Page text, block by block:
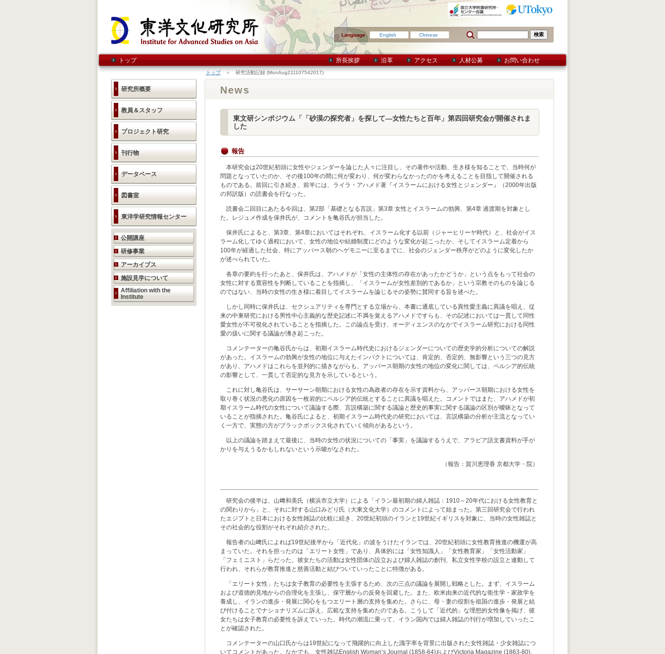
English Chinese
トップ 所長挨拶 沿革 アクセス 人材公募 お問い合わせ
研究所概要
教員＆スタッフ
プロジェクト研究
刊行物
データベース
図書室
東洋学研究情報センター
研究活動のご案内
公開講座
研修事業
アーカイブス
施設見学について
Affiliation with the
Institute
トップ＞ 研究活動記録 (MonAug211107542017)
News
東文研シンポジウム「「砂漠の探究者」を探して―女性たちと百年」第四回研究会が開催されま
した
報告
本研究会は20世紀初頭に女性やジェンダーを論じた人々に注目し、その著作や活動、生き様を知ることで、当時何が
問題となっていたのか、その後100年の間に何が変わり、何が変わらなかったのかを考えることを目指して開催される
ものである。前回に引き続き、前半には、ライラ・アハメド著『イスラームにおける女性とジェンダー』（2000年出版
の邦訳版）の読書会を行なった。
読書会二回目にあたる今回は、第2部「基礎となる言説」第3章 女性とイスラームの勃興、第4章 過渡期を対象とし
た。レジュメ作成を保井氏が、コメントを亀谷氏が担当した。
保井氏によると、第3章、第4章においてはそれぞれ、イスラーム化する以前（ジャーヒリーヤ時代）と、社会がイス
ラーム化してゆく過程において、女性の地位や結婚制度にどのような変化が起こったか、そしてイスラーム定着から
100年が経過した社会、特にアッバース朝のヘゲモニーに至るまでに、社会のジェンダー秩序がどのように変化したか
が述べられていた。
各章の要約を行ったあと、保井氏は、アハメドが「女性の主体性の存在があったかどうか」という点をもって社会の
女性に対する寛容性を判断していることを指摘し、「イスラームが女性差別的であるか」という宗教そのものを論じる
のではない、当時の女性の生き様に着目してイスラームを論じるその姿勢に賛同する旨を述べた。
しかし同時に保井氏は、セクシュアリティを専門とする立場から、本書に通底している異性愛主義に異議を唱え、従
来の中東研究における男性中心主義的な歴史記述に不満を覚えるアハメドですらも、その記述においては一貫して同性
愛女性が不可視化されていることを指摘した。この論点を受け、オーディエンスのなかでイスラーム研究における同性
愛の扱いに関する議論が沸き起こった。
コメンテーターの亀谷氏からは、初期イスラーム時代史におけるジェンダーについての歴史学的分析についての解説
があった。イスラームの勃興が女性の地位に与えたインパクトについては、肯定的、否定的、無影響という三つの見方
があり、アハメドはこれらを並列的に描きながらも、アッバース朝期の女性の地位の変化に関しては、ペルシア的伝統
の影響として、一貫して否定的な見方を示しているという。
これに対し亀谷氏は、サーサーン朝期における女性の為政者の存在を示す資料から、アッバース朝期における女性を
取り巻く状況の悪化の原因を一枚岩的にペルシア的伝統とすることに異議を唱えた。コメントではまた、アハメドが初
期イスラーム時代の女性について議論する際、言説構築に関する議論と歴史的事実に関する議論の区別が曖昧となって
いることが指摘された。亀谷氏によると、初期イスラーム時代史の研究においては、言説構築の分析が主流となってい
く一方で、実態の方がブラックボックス化されていく傾向があるという。
以上の議論を踏まえて最後に、当時の女性の状況についての「事実」を議論するうえで、アラビア語文書資料が手が
かりを与えうるかもしれないという示唆がなされた。
（報告：賀川恵理香 京都大学・院）
研究会の後半は、山﨑和美氏（横浜市立大学）による「イラン最初期の婦人雑誌：1910～20年代における女性教育と
の関わりから」と、それに対する山口みどり氏（大東文化大学）のコメントによって始まった。第三回研究会で行われ
たエジプトと日本における女性雑誌の比較に続き、20世紀初頭のイランと19世紀イギリスを対象に、当時の女性雑誌と
その社会的な役割がそれぞれ紹介された。
報告者の山﨑氏によれば19世紀後半から「近代化」の波をうけたイランでは、20世紀初頭に女性教育推進の機運が高
まっていた。それを担ったのは「エリート女性」であり、具体的には「女性知識人」「女性教育家」「女性活動家」
「フェミニスト」らだった。彼女たちの活動は女性団体の設立および婦人雑誌の創刊、私立女性学校の設立と連動して
行われ、それらが教育推進と慈善活動と結びついていったことに特徴がある。
「エリート女性」たちは女子教育の必要性を主張するため、次の三点の議論を展開し戦略とした。まず、イスラーム
および道徳的見地からの合理化を主張し、保守層からの反発を回避した。また、欧米由来の近代的な衛生学・家政学を
養成し、イランの進歩・発展に関心をもつエリート層の支持を集めた。さらに、母・妻の役割を祖国の進歩・発展と結
び付けることでナショナリズムに訴え、広範な支持を集めたのである。こうして「近代的」な理想的女性像を掲げ、彼
女たちは女子教育の必要性を訴えていった。時代の潮流に乗って、イラン国内では婦人雑誌の刊行が増加していったこ
とが確認された。
コメンテーターの山口氏からは19世紀になって飛躍的に向上した識字率を背景に出版された女性雑誌・少女雑誌につ
いてコメントがあった。なかでも、女性雑誌English Woman’s Journal (1858-64)およびVictoria Magazine (1863-80)、